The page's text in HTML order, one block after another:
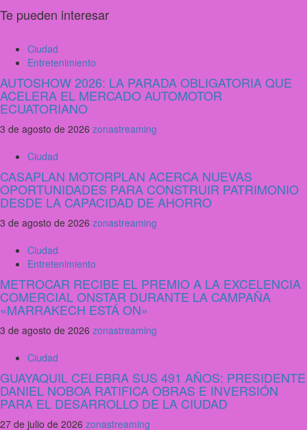
Te pueden interesar
Ciudad
Entretenimiento
AUTOSHOW 2026: LA PARADA OBLIGATORIA QUE
ACELERA EL MERCADO AUTOMOTOR
ECUATORIANO
3 de agosto de 2026 zonastreaming
Ciudad
CASAPLAN MOTORPLAN ACERCA NUEVAS
OPORTUNIDADES PARA CONSTRUIR PATRIMONIO
DESDE LA CAPACIDAD DE AHORRO
3 de agosto de 2026 zonastreaming
Ciudad
Entretenimiento
METROCAR RECIBE EL PREMIO A LA EXCELENCIA
COMERCIAL ONSTAR DURANTE LA CAMPAÑA
«MARRAKECH ESTÁ ON»
3 de agosto de 2026 zonastreaming
Ciudad
GUAYAQUIL CELEBRA SUS 491 AÑOS: PRESIDENTE
DANIEL NOBOA RATIFICA OBRAS E INVERSIÓN
PARA EL DESARROLLO DE LA CIUDAD
27 de julio de 2026 zonastreaming